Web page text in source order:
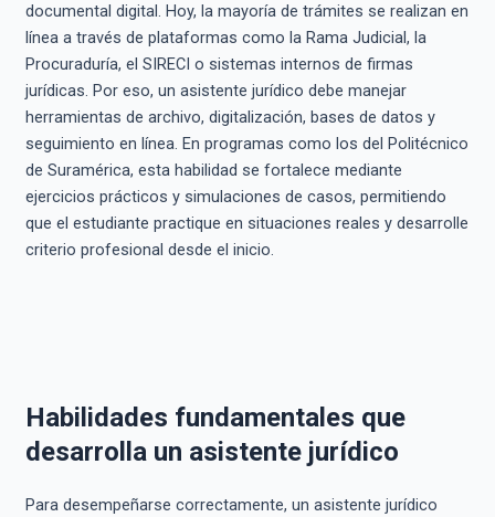
documental digital. Hoy, la mayoría de trámites se realizan en
línea a través de plataformas como la Rama Judicial, la
Procuraduría, el SIRECI o sistemas internos de firmas
jurídicas. Por eso, un asistente jurídico debe manejar
herramientas de archivo, digitalización, bases de datos y
seguimiento en línea. En programas como los del Politécnico
de Suramérica, esta habilidad se fortalece mediante
ejercicios prácticos y simulaciones de casos, permitiendo
que el estudiante practique en situaciones reales y desarrolle
criterio profesional desde el inicio.
Habilidades fundamentales que
desarrolla un asistente jurídico
Para desempeñarse correctamente, un asistente jurídico